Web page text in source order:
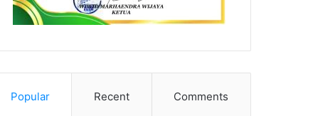
Popular Recent Comments